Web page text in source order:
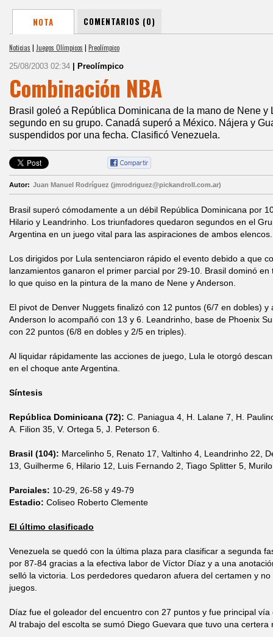
NOTA COMENTARIOS (0)
Noticias | Juegos Olímpicos | Preolímpico
25/08/2003 02:34 | Preolímpico
Combinación NBA
Brasil goleó a República Dominicana de la mano de Nene y
segundo en su grupo. Canadá superó a México. Nájera y
suspendidos por una fecha. Clasificó Venezuela.
Autor: Juan Manuel Rodríguez (jmrodriguez@pickandroll.com.ar)
Brasil superó cómodamente a un débil República Dominicana por
Hilario y Leandrinho. Los triunfadores quedaron segundos en el
Argentina en un juego vital para las aspiraciones de ambos elencos.
Los dirigidos por Lula sentenciaron rápido el evento debido a que
lanzamientos ganaron el primer parcial por 29-10. Brasil dominó
lo que quiso en la pintura de la mano de Nene y Anderson.
El pivot de Denver Nuggets finalizó con 12 puntos (6/7 en dobles)
Anderson lo acompañó con 13 y 6. Leandrinho, base de Phoenix
con 22 puntos (6/8 en dobles y 2/5 en triples).
Al liquidar rápidamente las acciones de juego, Lula le otorgó
en el choque ante Argentina.
Síntesis
República Dominicana (72): C. Paniagua 4, H. Lalane 7, H.
A. Filion 35, V. Ortega 5, J. Peterson 6.
Brasil (104): Marcelinho 5, Renato 17, Valtinho 4, Leandrinho 22,
13, Guilherme 6, Hilario 12, Luis Fernando 2, Tiago Splitter 5,
Parciales: 10-29, 26-58 y 49-79
Estadio: Coliseo Roberto Clemente
El último clasificado
Venezuela se quedó con la última plaza para clasificar a segunda
por 87-84 gracias a la efectiva labor de Víctor Díaz y a una
selló la victoria. Los perdedores quedaron afuera del certamen y
juegos.
Díaz fue el goleador del encuentro con 27 puntos y fue principal
Al trabajo del escolta se sumó Diego Guevara que tuvo una